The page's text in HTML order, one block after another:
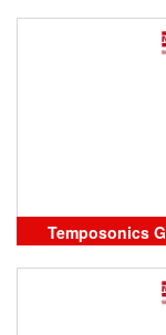
Temposonics